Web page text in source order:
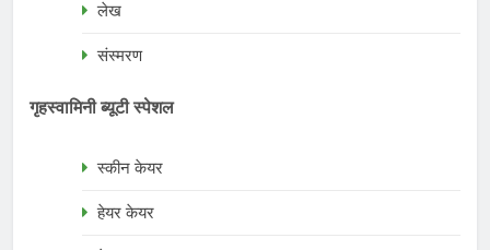
लेख
संस्मरण
गृहस्वामिनी ब्यूटी स्पेशल
स्कीन केयर
हेयर केयर